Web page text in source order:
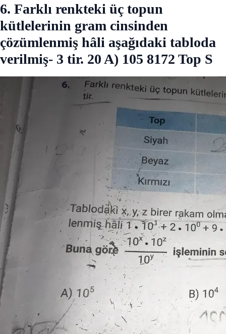
6. Farklı renkteki üç topun
kütlelerinin gram cinsinden
çözümlenmiş hâli aşağıdaki tabloda
verilmiş- 3 tir. 20 A) 105 8172 Top S